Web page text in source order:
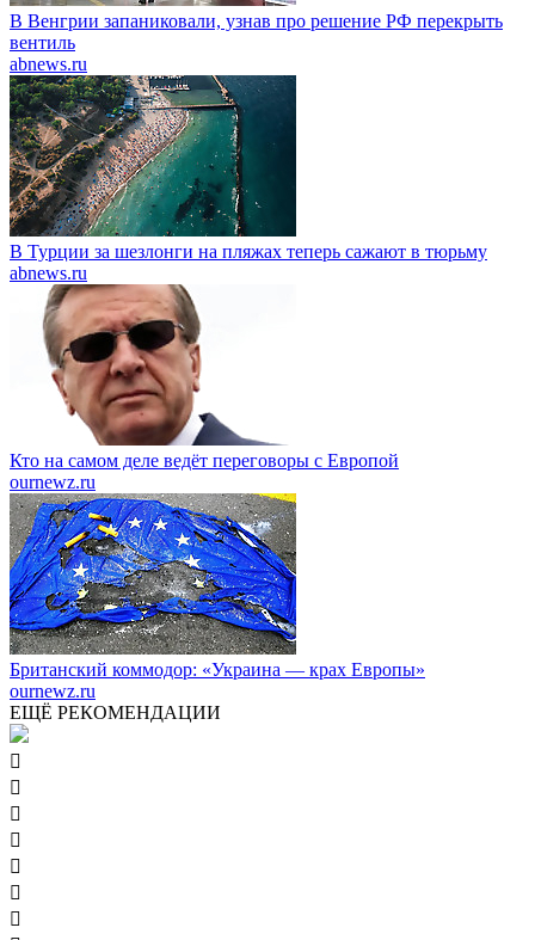
В Венгрии запаниковали, узнав про решение РФ перекрыть
вентиль
abnews.ru
В Турции за шезлонги на пляжах теперь сажают в тюрьму
abnews.ru
Кто на самом деле ведёт переговоры с Европой
ournewz.ru
Британский коммодор: «Украина — крах Европы»
ournewz.ru
ЕЩЁ РЕКОМЕНДАЦИИ






